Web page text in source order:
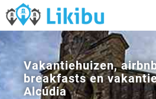
Vakantiehuizen,
breakfasts en
Alcúdia